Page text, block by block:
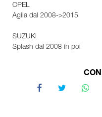
OPEL
Agila dal 2008->2015
SUZUKI
Splash dal 2008 in poi